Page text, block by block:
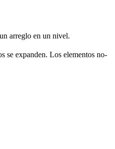
arreglo en un nivel.
se expanden. Los elementos no-